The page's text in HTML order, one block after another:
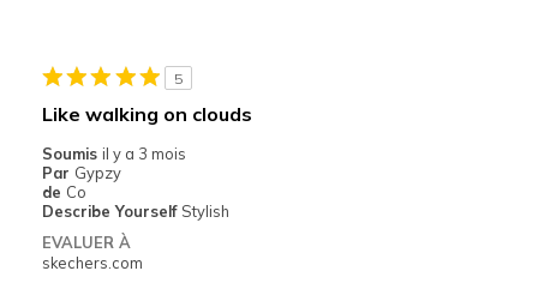
Travel
Width
Sizing
5
Like walking on clouds
Soumis il y a 3 mois
Par Gypzy
de Co
Describe Yourself Stylish
EVALUER À
skechers.com